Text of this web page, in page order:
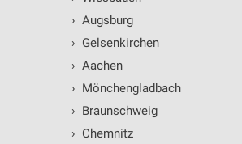
› Augsburg
› Gelsenkirchen
› Aachen
› Mönchengladbach
› Braunschweig
› Chemnitz